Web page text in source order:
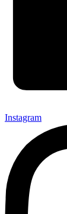
Instagram